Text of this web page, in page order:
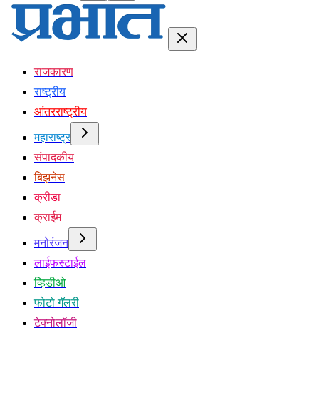
राजकारण
राष्ट्रीय
आंतरराष्ट्रीय
महाराष्ट्र
संपादकीय
बिझनेस
क्रीडा
क्राईम
मनोरंजन
लाईफस्टाईल
व्हिडीओ
फोटो गॅलरी
टेक्नोलॉजी